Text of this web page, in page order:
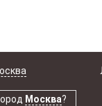
Москва?